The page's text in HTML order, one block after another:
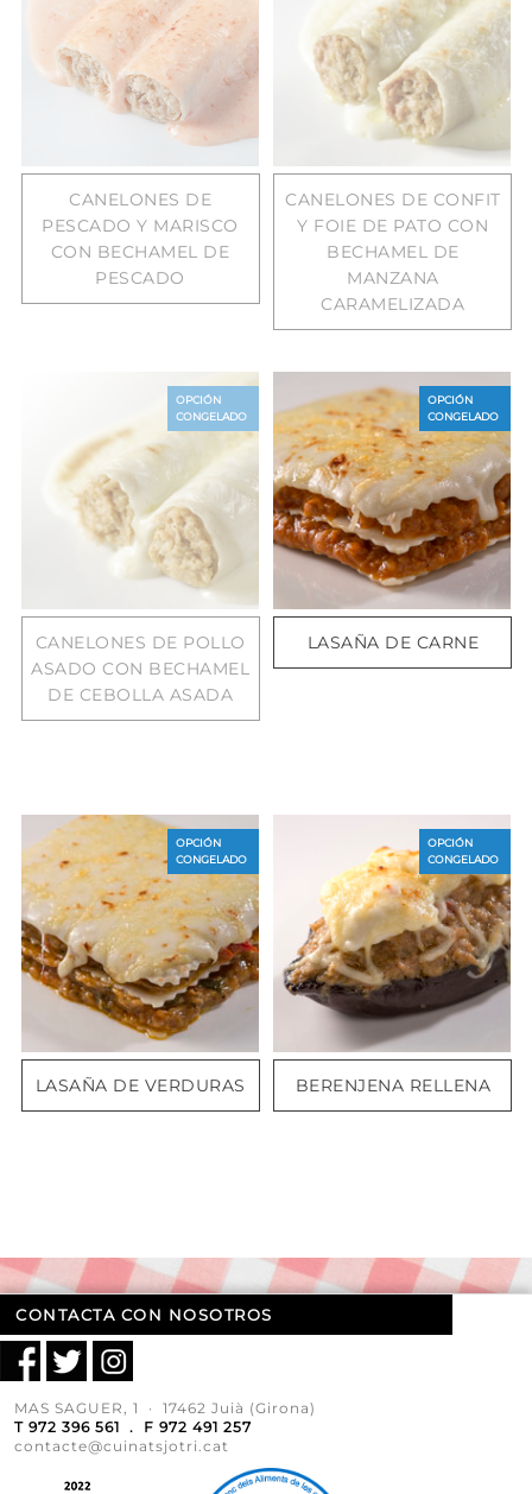
CANELONES DE
PESCADO Y MARISCO
CON BECHAMEL DE
PESCADO
CANELONES DE CONFIT
Y FOIE DE PATO CON
BECHAMEL DE
MANZANA
CARAMELIZADA
CANELONES DE POLLO
ASADO CON BECHAMEL
DE CEBOLLA ASADA
OPCIÓN
CONGELADO
LASAÑA DE CARNE
OPCIÓN
CONGELADO
LASAÑA DE VERDURAS
OPCIÓN
CONGELADO
BERENJENA RELLENA
OPCIÓN
CONGELADO
CONTACTA CON NOSOTROS
MAS SAGUER, 1 · 17462 Juià (Girona)
T 972 396 561 . F 972 491 257
contacte@cuinatsjotri.cat